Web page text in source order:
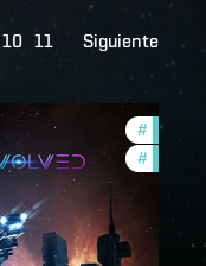
10 11 Siguiente
#eve-
#